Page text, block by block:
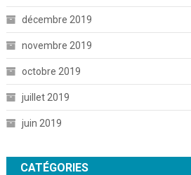
décembre 2019
novembre 2019
octobre 2019
juillet 2019
juin 2019
CATÉGORIES